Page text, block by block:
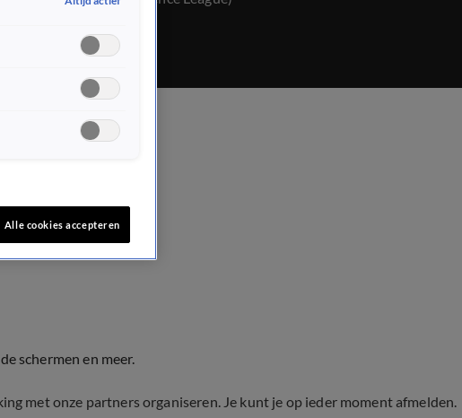
schermen en meer.
met onze partners organiseren. Je kunt je op ieder moment afmelden.
Alle cookies accepteren